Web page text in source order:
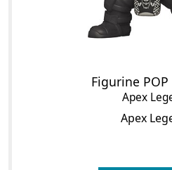
Figurine
Apex
Apex